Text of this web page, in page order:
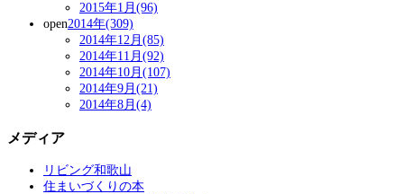
2015年1月(96)
open2014年(309)
2014年12月(85)
2014年11月(92)
2014年10月(107)
2014年9月(21)
2014年8月(4)
メディア
リビング和歌山
住まいづくりの本